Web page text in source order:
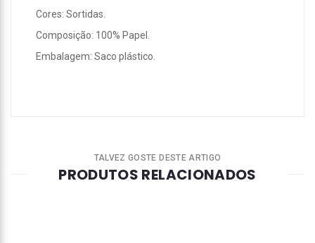
Cores: Sortidas.
Composição: 100% Papel.
Embalagem: Saco plástico.
TALVEZ GOSTE DESTE ARTIGO
PRODUTOS RELACIONADOS